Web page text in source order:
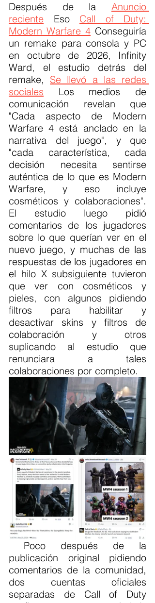
Después de la Anuncio
reciente Eso Call of Duty:
Modern Warfare 4 Conseguiría
un remake para consola y PC
en octubre de 2026, Infinity
Ward, el estudio detrás del
remake, Se llevó a las redes
sociales Los medios de
comunicación revelan que
"Cada aspecto de Modern
Warfare 4 está anclado en la
narrativa del juego", y que
"cada característica, cada
decisión necesita sentirse
auténtica de lo que es Modern
Warfare, y eso incluye
cosméticos y colaboraciones".
El estudio luego pidió
comentarios de los jugadores
sobre lo que querían ver en el
nuevo juego, y muchas de las
respuestas de los jugadores en
el hilo X subsiguiente tuvieron
que ver con cosméticos y
pieles, con algunos pidiendo
filtros para habilitar y
desactivar skins y filtros de
colaboración y otros
suplicando al estudio que
renunciara a tales
colaboraciones por completo.
publicación original pidiendo
comentarios de la comunidad,
dos cuentas oficiales
separadas de Call of Duty